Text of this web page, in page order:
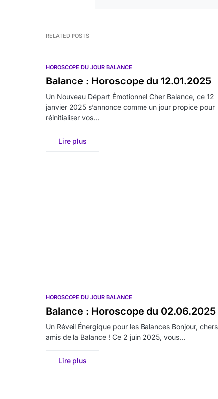
RELATED POSTS
HOROSCOPE DU JOUR BALANCE
Balance : Horoscope du 12.01.2025
Un Nouveau Départ Émotionnel Cher Balance, ce 12
janvier 2025 s’annonce comme un jour propice pour
réinitialiser vos…
Lire plus
HOROSCOPE DU JOUR BALANCE
Balance : Horoscope du 02.06.2025
Un Réveil Énergique pour les Balances Bonjour, chers
amis de la Balance ! Ce 2 juin 2025, vous…
Lire plus